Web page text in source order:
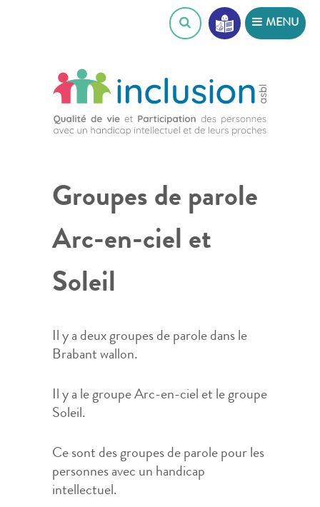
MENU
Groupes de parole
Arc-en-ciel et
Soleil
Il y a deux groupes de parole dans le
Brabant wallon.
Il y a le groupe Arc-en-ciel et le groupe
Soleil.
Ce sont des groupes de parole pour les
personnes avec un handicap
intellectuel.